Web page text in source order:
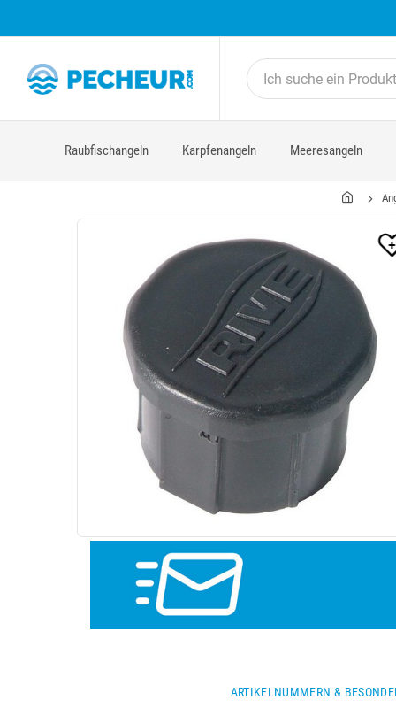
Raubfischangeln Karpfenangeln Meeresangeln
ARTIKELNUMMERN &